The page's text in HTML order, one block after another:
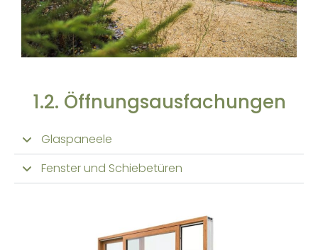
1.2. Öffnungsausfachungen
Glaspaneele
Fenster und Schiebetüren